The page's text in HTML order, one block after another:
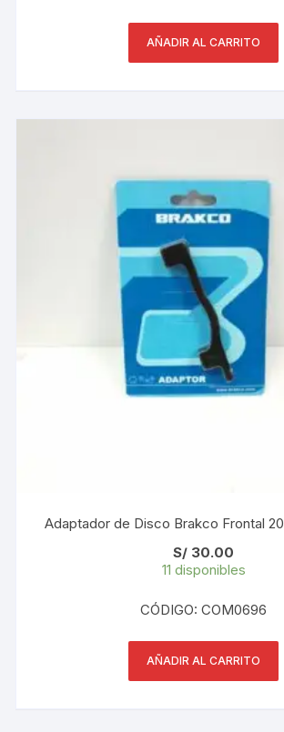
AÑADIR AL CARRITO
Adaptador de Disco Brakco Frontal
S/ 30.00
11 disponibles
CÓDIGO: COM0696
AÑADIR AL CARRITO